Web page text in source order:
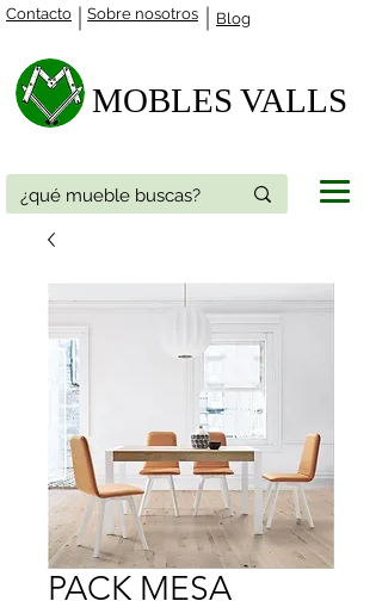
Contacto Blog
Sobre nosotros
MOBLES VALLS​
PACK MESA